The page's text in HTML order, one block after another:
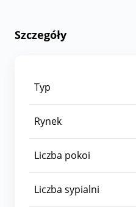
Szczegóły
Typ
Rynek
Liczba pokoi
Liczba sypialni